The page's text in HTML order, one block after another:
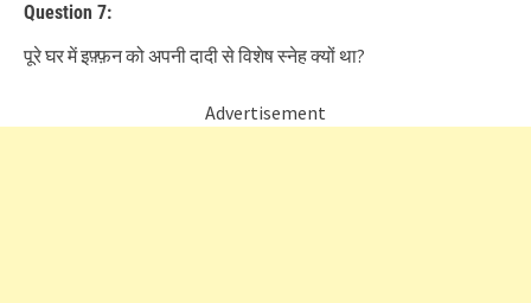
Question 7:
पूरे घर में इफ़्फ़न को अपनी दादी से विशेष स्नेह क्यों था?
Advertisement